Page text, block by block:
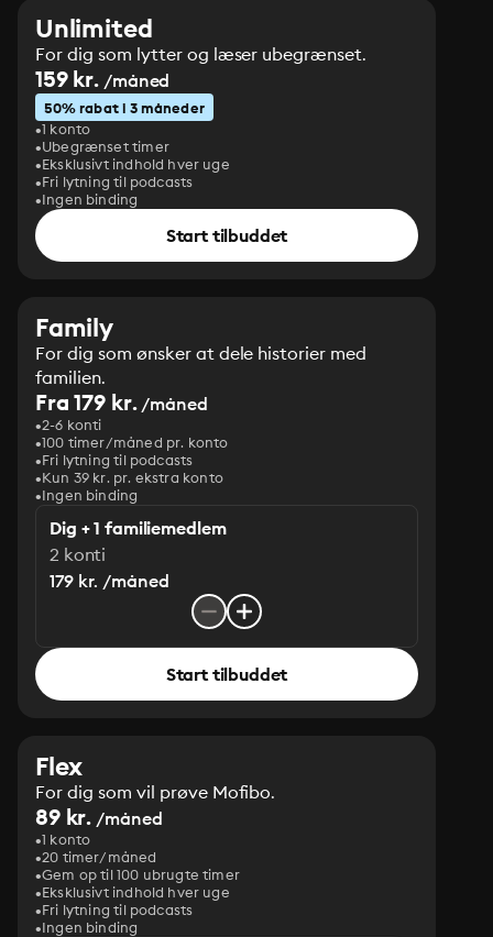
Unlimited
For dig som lytter og læser ubegrænset.
159 kr. /måned
50% rabat i 3 måneder
1 konto
Ubegrænset timer
Eksklusivt indhold hver uge
Fri lytning til podcasts
Ingen binding
Start tilbuddet
Family
For dig som ønsker at dele historier med
familien.
Fra 179 kr./måned
2-6 konti
100 timer/måned pr. konto
Fri lytning til podcasts
Kun 39 kr. pr. ekstra konto
Ingen binding
Dig + 1 familiemedlem
2 konti
179 kr. /måned
Start tilbuddet
Flex
For dig som vil prøve Mofibo.
89 kr. /måned
1 konto
20 timer/måned
Gem op til 100 ubrugte timer
Eksklusivt indhold hver uge
Fri lytning til podcasts
Ingen binding